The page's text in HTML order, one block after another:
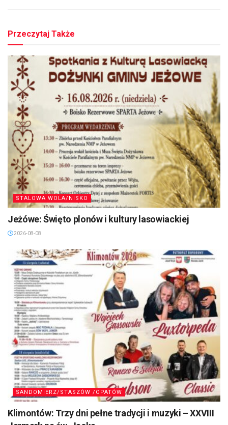
Przeczytaj Także
STALOWA WOLA/NISKO
Jeżówe: Święto plonów i kultury lasowiackiej
2026-08-08
SANDOMIERZ/STASZÓW /OPATÓW
Klimontów: Trzy dni pełne tradycji i muzyki – XXVIII